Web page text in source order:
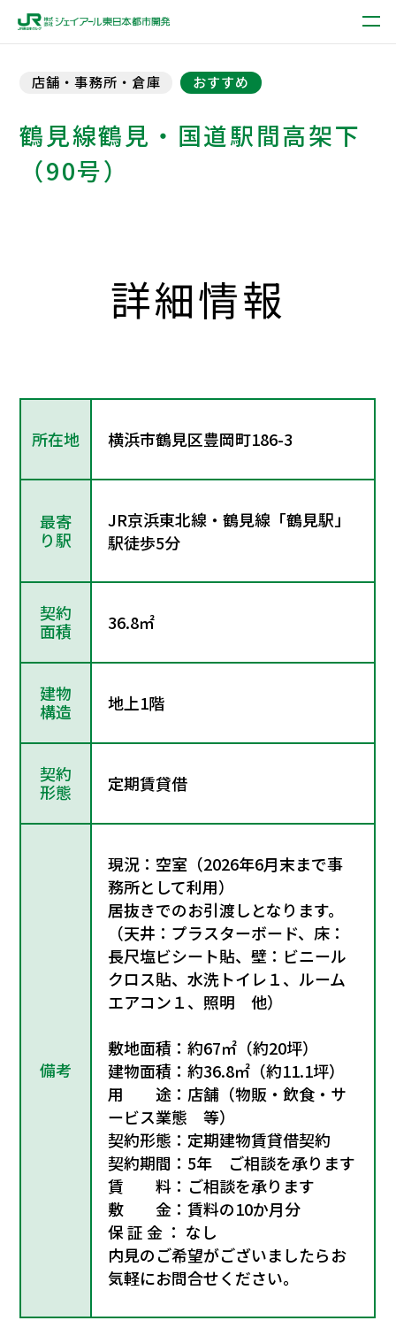
店舗・事務所・倉庫 おすすめ
鶴見線鶴見・国道駅間高架下
（90号）
詳細情報
所在地 横浜市鶴見区豊岡町186-3
最寄
り駅
JR京浜東北線・鶴見線「鶴見駅」
駅徒歩5分
契約
面積
36.8㎡
建物
構造
地上1階
契約
形態
定期賃貸借
備考
現況：空室（2026年6月末まで事
務所として利用）
居抜きでのお引渡しとなります。
（天井：プラスターボード、床：
長尺塩ビシート貼、壁：ビニール
クロス貼、水洗トイレ１、ルーム
エアコン１、照明 他）
敷地面積：約67㎡（約20坪）
建物面積：約36.8㎡（約11.1坪）
用 途：店舗（物販・飲食・サ
ービス業態 等）
契約形態：定期建物賃貸借契約
契約期間：5年 ご相談を承ります
賃 料：ご相談を承ります
敷 金：賃料の10か月分
保 証 金 ： なし
内見のご希望がございましたらお
気軽にお問合せください。